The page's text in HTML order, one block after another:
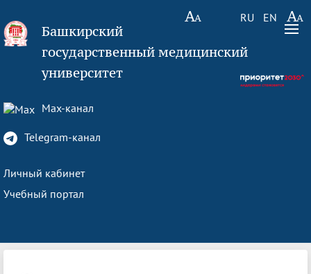
RU EN
Башкирский
государственный медицинский
университет
Max-канал
Telegram-канал
Личный кабинет
Учебный портал